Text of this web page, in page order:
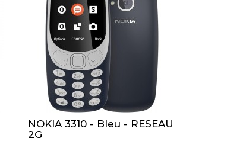
NOKIA 3310 - Bleu - RESEAU
2G